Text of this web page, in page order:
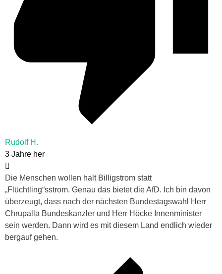
Rudolf H.
3 Jahre her
Die Menschen wollen halt Billigstrom statt
„Flüchtling“sstrom. Genau das bietet die AfD. Ich bin davon
überzeugt, dass nach der nächsten Bundestagswahl Herr
Chrupalla Bundeskanzler und Herr Höcke Innenminister
sein werden. Dann wird es mit diesem Land endlich wieder
bergauf gehen.